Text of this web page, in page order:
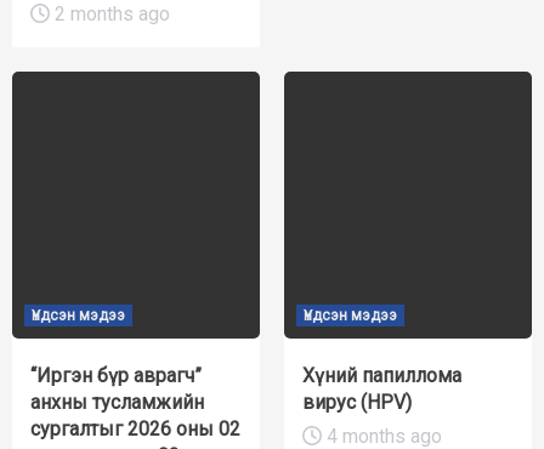
2 months ago
Үндсэн мэдээ
“Иргэн бүр аврагч”
анхны тусламжийн
сургалтыг 2026 оны 02
Үндсэн мэдээ
Хүний папиллома
вирус (HPV)
4 months ago